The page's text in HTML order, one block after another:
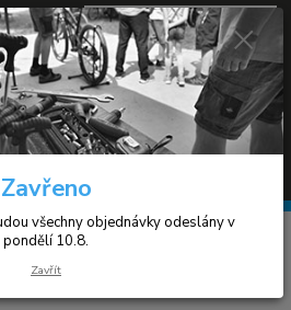
Menu
za0 Kč
Bizioni MP31
Zavřeno
všechny objednávky odeslány v
pondělí 10.8.
Zavřít